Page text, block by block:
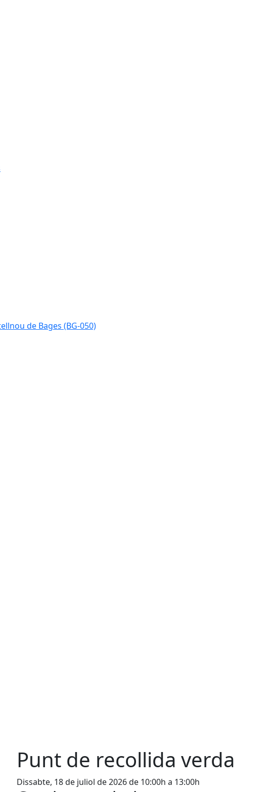
de Bages (BG-050)
Punt de recollida verda
Dissabte, 18 de juliol de 2026 de 10:00h a 13:00h